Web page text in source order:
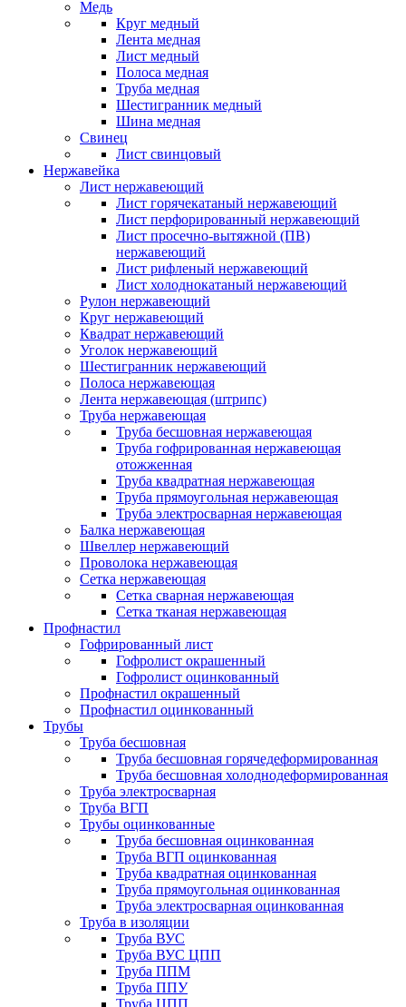
Медь
Круг медный
Лента медная
Лист медный
Полоса медная
Труба медная
Шестигранник медный
Шина медная
Свинец
Лист свинцовый
Нержавейка
Лист нержавеющий
Лист горячекатаный нержавеющий
Лист перфорированный нержавеющий
Лист просечно-вытяжной (ПВ)
нержавеющий
Лист рифленый нержавеющий
Лист холоднокатаный нержавеющий
Рулон нержавеющий
Круг нержавеющий
Квадрат нержавеющий
Уголок нержавеющий
Шестигранник нержавеющий
Полоса нержавеющая
Лента нержавеющая (штрипс)
Труба нержавеющая
Труба бесшовная нержавеющая
Труба гофрированная нержавеющая
отожженная
Труба квадратная нержавеющая
Труба прямоугольная нержавеющая
Труба электросварная нержавеющая
Балка нержавеющая
Швеллер нержавеющий
Проволока нержавеющая
Сетка нержавеющая
Сетка сварная нержавеющая
Сетка тканая нержавеющая
Профнастил
Гофрированный лист
Гофролист окрашенный
Гофролист оцинкованный
Профнастил окрашенный
Профнастил оцинкованный
Трубы
Труба бесшовная
Труба бесшовная горячедеформированная
Труба бесшовная холоднодеформированная
Труба электросварная
Труба ВГП
Трубы оцинкованные
Труба бесшовная оцинкованная
Труба ВГП оцинкованная
Труба квадратная оцинкованная
Труба прямоугольная оцинкованная
Труба электросварная оцинкованная
Труба в изоляции
Труба ВУС
Труба ВУС ЦПП
Труба ППМ
Труба ППУ
Труба ЦПП